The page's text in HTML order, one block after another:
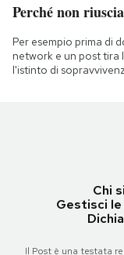
Perché non
Per esempio prima di
network e un post
l'istinto di
Chi
Gestisci
Il Post è una testata